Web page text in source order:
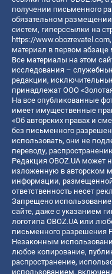
получении письменного
обязательном
систем, гиперссылки на
https://www.obozrevatel.com
материал в первом абзаце
Все материалы на этом
исследования –
редакции,
принадлежат ООО
На все опубликованные
имеет имущественные
«Об авторских правах и
без письменного
использовать, они не
переводу,
Редакция OBOZ.UA может
изложенную в авторском
информации,
ответственность несет
Запрещено
сайте, даже с указанием
логотипа OBOZ.UA или
письменного разрешения
Незаконным
любое копирование,
распространение,
использованием,